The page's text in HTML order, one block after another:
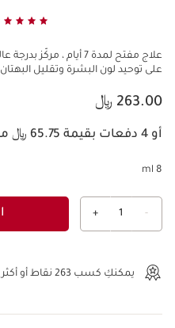
علاج مفتح لمدة 7 أيام ،
على توحيد لون البشرة وتقليل
السعر الحالي هو 263.00 ﷼
263.00 ﷼
أو 4 دفعات بقيمة 65.75 ﷼ مع
8 ml
-
1
+
يمكنكِ كسب 263 نقاط أو